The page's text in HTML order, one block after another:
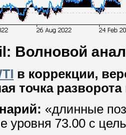
Волновой
в коррекции,
точка
«длинные
уровня 73.00 с